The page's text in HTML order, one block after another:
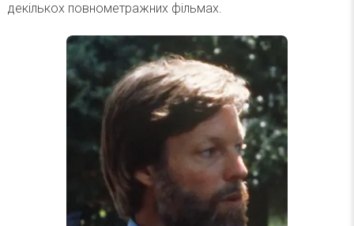
декількох повнометражних фільмах.